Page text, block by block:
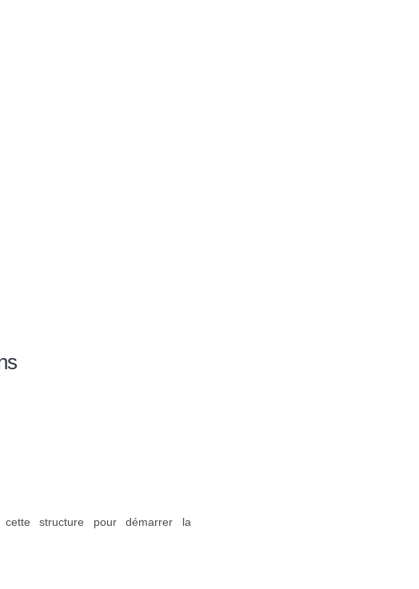
cette structure pour démarrer la